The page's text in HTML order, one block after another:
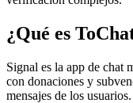
¿Qué es
Signal es la app de chat
con donaciones y
mensajes de los usuarios.